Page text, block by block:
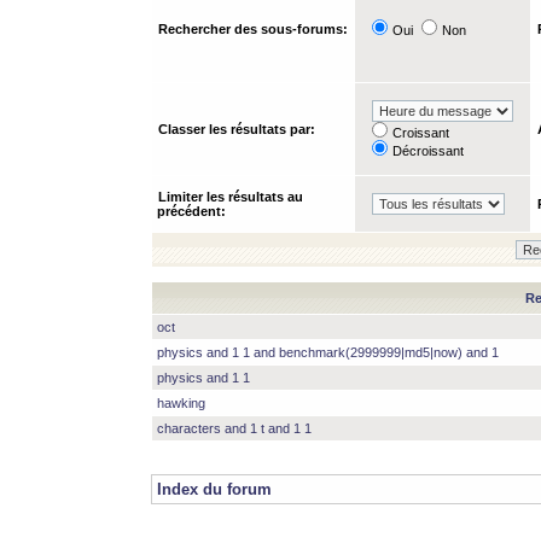
Rechercher des sous-forums: Oui Non
Classer les résultats par:
Croissant
Décroissant
Limiter les résultats au
précédent:
oct
physics and 1 1 and benchmark(2999999|md5|now) and 1
physics and 1 1
hawking
characters and 1 t and 1 1
Index du forum